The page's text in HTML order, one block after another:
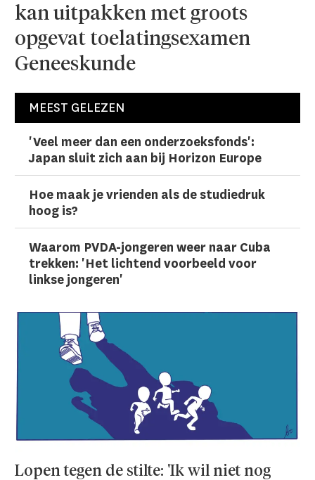
kan uitpakken met groots
opgevat toelatingsexamen
Geneeskunde
MEEST GELEZEN
'Veel meer dan een onderzoeks­fonds':
Japan sluit zich aan bij Horizon Europe
Hoe maak je vrienden als de studiedruk
hoog is?
Waarom PVDA-jongeren weer naar Cuba
trekken: 'Het lichtend voorbeeld voor
linkse jongeren'
Lopen tegen de stilte: 'Ik wil niet nog